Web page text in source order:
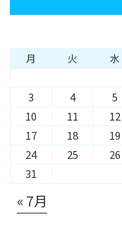
月 火 水
3
4 5
10
11 12
17
18 19
24
25 26
31
« 7月